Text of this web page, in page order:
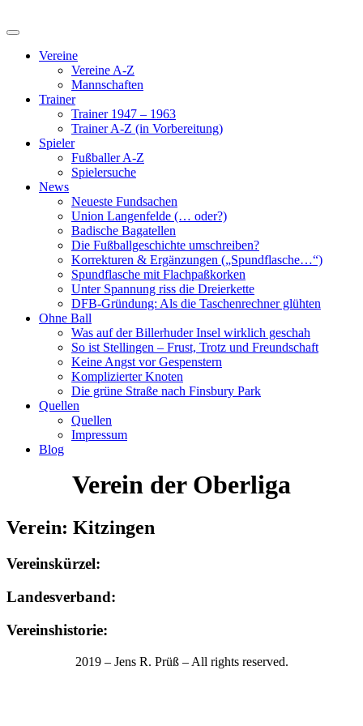
Vereine
Vereine A-Z
Mannschaften
Trainer
Trainer 1947 – 1963
Trainer A-Z (in Vorbereitung)
Spieler
Fußballer A-Z
Spielersuche
News
Neueste Fundsachen
Union Langenfelde (… oder?)
Badische Bagatellen
Die Fußballgeschichte umschreiben?
Korrekturen & Ergänzungen („Spundflasche…“)
Spundflasche mit Flachpaßkorken
Unter Spannung riss die Dreierkette
DFB-Gründung: Als die Taschenrechner glühten
Ohne Ball
Was auf der Billerhuder Insel wirklich geschah
So ist Stellingen – Frust, Trotz und Freundschaft
Keine Angst vor Gespenstern
Komplizierter Knoten
Die grüne Straße nach Finsbury Park
Quellen
Quellen
Impressum
Blog
Verein der Oberliga
Verein: Kitzingen
Vereinskürzel:
Landesverband:
Vereinshistorie:
2019 – Jens R. Prüß – All rights reserved.